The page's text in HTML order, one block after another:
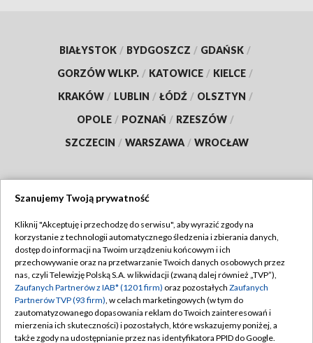
BIAŁYSTOK / BYDGOSZCZ / GDAŃSK /
GORZÓW WLKP. / KATOWICE / KIELCE /
KRAKÓW / LUBLIN / ŁÓDŹ / OLSZTYN /
OPOLE / POZNAŃ / RZESZÓW /
SZCZECIN / WARSZAWA / WROCŁAW
TVP
Abonament TVP
Emisja w TVP
Centrum informacji TVP
Naziemna Telewizja Cyfrowa
Regulamin TVP
Polityka prywatności
Moje zgody
Pomoc
Szanujemy Twoją prywatność
Kliknij "Akceptuję i przechodzę do serwisu", aby wyrazić zgody na
korzystanie z technologii automatycznego śledzenia i zbierania danych,
dostęp do informacji na Twoim urządzeniu końcowym i ich
przechowywanie oraz na przetwarzanie Twoich danych osobowych przez
nas, czyli Telewizję Polską S.A. w likwidacji (zwaną dalej również „TVP”),
Zaufanych Partnerów z IAB* (1201 firm) oraz pozostałych Zaufanych
Partnerów TVP (93 firm), w celach marketingowych (w tym do
zautomatyzowanego dopasowania reklam do Twoich zainteresowań i
mierzenia ich skuteczności) i pozostałych, które wskazujemy poniżej, a
także zgody na udostępnianie przez nas identyfikatora PPID do Google.